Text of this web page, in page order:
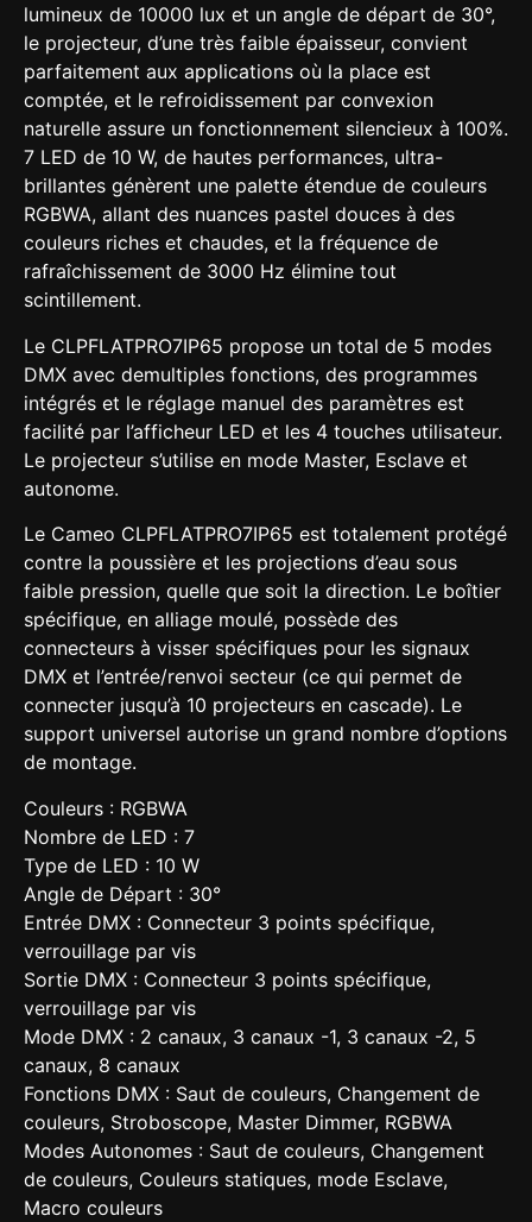
lumineux de 10000 lux et un angle de départ de 30°,
le projecteur, d’une très faible épaisseur, convient
parfaitement aux applications où la place est
comptée, et le refroidissement par convexion
naturelle assure un fonctionnement silencieux à 100%.
7 LED de 10 W, de hautes performances, ultra-
brillantes génèrent une palette étendue de couleurs
RGBWA, allant des nuances pastel douces à des
couleurs riches et chaudes, et la fréquence de
rafraîchissement de 3000 Hz élimine tout
scintillement.
Le CLPFLATPRO7IP65 propose un total de 5 modes
DMX avec demultiples fonctions, des programmes
intégrés et le réglage manuel des paramètres est
facilité par l’afficheur LED et les 4 touches utilisateur.
Le projecteur s’utilise en mode Master, Esclave et
autonome.
Le Cameo CLPFLATPRO7IP65 est totalement protégé
contre la poussière et les projections d’eau sous
faible pression, quelle que soit la direction. Le boîtier
spécifique, en alliage moulé, possède des
connecteurs à visser spécifiques pour les signaux
DMX et l’entrée/renvoi secteur (ce qui permet de
connecter jusqu’à 10 projecteurs en cascade). Le
support universel autorise un grand nombre d’options
de montage.
Couleurs : RGBWA
Nombre de LED : 7
Type de LED : 10 W
Angle de Départ : 30°
Entrée DMX : Connecteur 3 points spécifique,
verrouillage par vis
Sortie DMX : Connecteur 3 points spécifique,
verrouillage par vis
Mode DMX : 2 canaux, 3 canaux -1, 3 canaux -2, 5
canaux, 8 canaux
Fonctions DMX : Saut de couleurs, Changement de
couleurs, Stroboscope, Master Dimmer, RGBWA
Modes Autonomes : Saut de couleurs, Changement
de couleurs, Couleurs statiques, mode Esclave,
Macro couleurs